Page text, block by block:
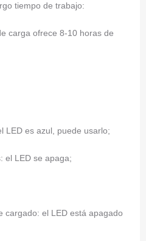
tiempo de trabajo:
carga ofrece 8-10 horas de
LED es azul, puede usarlo;
el LED se apaga;
cargado: el LED está apagado